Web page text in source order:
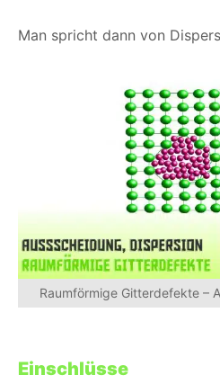
Man spricht dann von
Raumförmige Gitterdefekte –
Einschlüsse